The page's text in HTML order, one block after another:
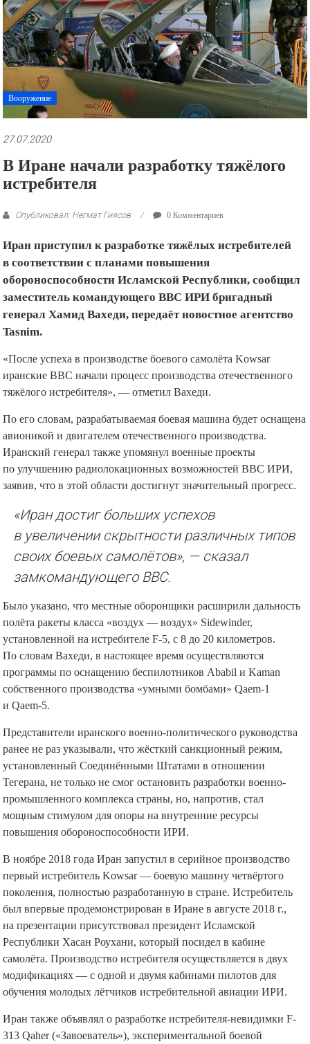
рекламные
ролики
и
презентации.
Вооружение
27.07.2020
В Иране начали разработку тяжёлого
истребителя
Опубликовал: Негмат Гиясов 0 Комментариев
Иран приступил к разработке тяжёлых истребителей
в соответствии с планами повышения
обороноспособности Исламской Республики, сообщил
заместитель командующего ВВС ИРИ бригадный
генерал Хамид Вахеди, передаёт новостное агентство
Tasnim.
«После успеха в производстве боевого самолёта Kowsar
иранские ВВС начали процесс производства отечественного
тяжёлого истребителя», — отметил Вахеди.
По его словам, разрабатываемая боевая машина будет оснащена
авионикой и двигателем отечественного производства.
Иранский генерал также упомянул военные проекты
по улучшению радиолокационных возможностей ВВС ИРИ,
заявив, что в этой области достигнут значительный прогресс.
«Иран достиг больших успехов
в увеличении скрытности различных типов
своих боевых самолётов», — сказал
замкомандующего ВВС.
Было указано, что местные оборонщики расширили дальность
полёта ракеты класса «воздух — воздух» Sidewinder,
установленной на истребителе F-5, с 8 до 20 километров.
По словам Вахеди, в настоящее время осуществляются
программы по оснащению беспилотников Ababil и Kaman
собственного производства «умными бомбами» Qaem-1
и Qaem-5.
Представители иранского военно-политического руководства
ранее не раз указывали, что жёсткий санкционный режим,
установленный Соединёнными Штатами в отношении
Тегерана, не только не смог остановить разработки военно-
промышленного комплекса страны, но, напротив, стал
мощным стимулом для опоры на внутренние ресурсы
повышения обороноспособности ИРИ.
В ноябре 2018 года Иран запустил в серийное производство
первый истребитель Kowsar — боевую машину четвёртого
поколения, полностью разработанную в стране. Истребитель
был впервые продемонстрирован в Иране в августе 2018 г.,
на презентации присутствовал президент Исламской
Республики Хасан Роухани, который посидел в кабине
самолёта. Производство истребителя осуществляется в двух
модификациях — с одной и двумя кабинами пилотов для
обучения молодых лётчиков истребительной авиации ИРИ.
Иран также объявлял о разработке истребителя-невидимки F-
313 Qaher («Завоеватель»), экспериментальной боевой